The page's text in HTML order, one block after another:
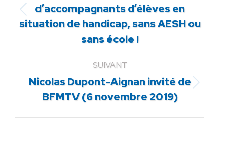
Article
précédent
:
d’accompagnants d’élèves en
situation de handicap, sans AESH ou
sans école !
SUIVANT
Article
suivant
Nicolas Dupont-Aignan invité de
BFMTV (6 novembre 2019)